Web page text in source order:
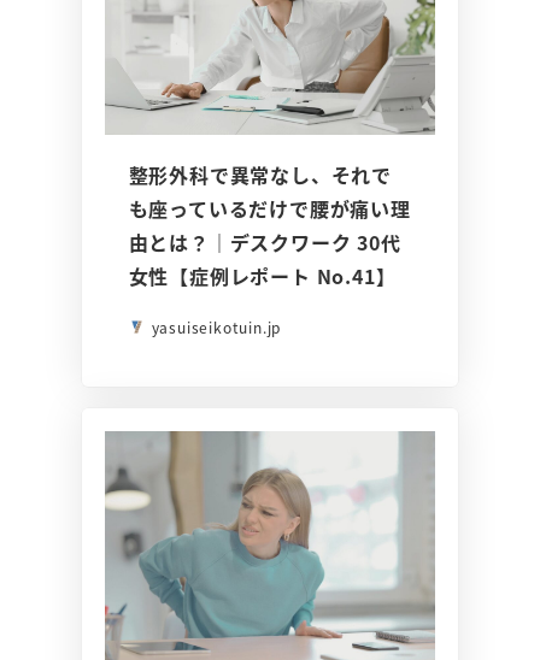
整形外科で異常なし、それで
も座っているだけで腰が痛い理
由とは？｜デスクワーク 30代
女性【症例レポート No.41】
yasuiseikotuin.jp